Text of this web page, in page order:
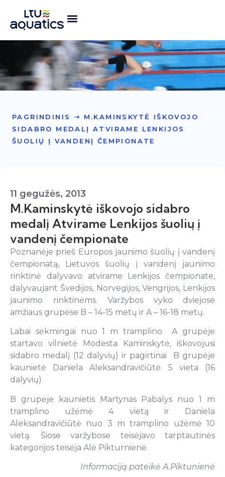
PAGRINDINIS ➝ M.KAMINSKYTĖ IŠKOVOJO
SIDABRO MEDALĮ ATVIRAME LENKIJOS
ŠUOLIŲ Į VANDENĮ ČEMPIONATE
11 gegužės, 2013
M.Kaminskytė iškovojo sidabro
medalį Atvirame Lenkijos šuolių į
vandenį čempionate
Poznanėje prieš Europos jaunimo šuolių į vandenį
čempionatą, Lietuvos šuolių į vandenį jaunimo
rinktinė dalyvavo atvirame Lenkijos čempionate,
dalyvaujant Švedijos, Norvegijos, Vengrijos, Lenkijos
jaunimo rinktinėms. Varžybos vyko dviejose
amžiaus grupėse B – 14-15 metų ir A – 16-18 metų.
Labai sėkmingai nuo 1 m tramplino A grupėje
startavo vilnietė Modesta Kaminskytė, iškovojusi
sidabro medalį (12 dalyvių) ir pagirtinai B grupėje
kaunietė Daniela Aleksandravičiūtė. 5 vieta (16
dalyvių).
B grupėje kaunietis Martynas Pabalys nuo 1 m
tramplino užėmė 4 vietą ir Daniela
Aleksandravičiūtė nuo 3 m tramplino užėmė 10
vietą. Šiose varžybose teisėjavo tarptautinės
kategorijos teisėja Alė Pikturnienė.
Informaciją pateikė A.Piktunienė